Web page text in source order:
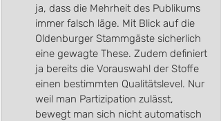
ja, dass die Mehrheit des Publikums
immer falsch läge. Mit Blick auf die
Oldenburger Stammgäste sicherlich
eine gewagte These. Zudem definiert
ja bereits die Vorauswahl der Stoffe
einen bestimmten Qualitätslevel. Nur
weil man Partizipation zulässt,
bewegt man sich nicht automatisch